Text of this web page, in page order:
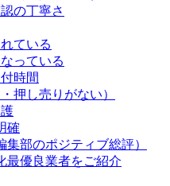
の丁寧さ
ている
っている
時間
押し売りがない）
確
部のポジティブ総評）
最優良業者をご紹介